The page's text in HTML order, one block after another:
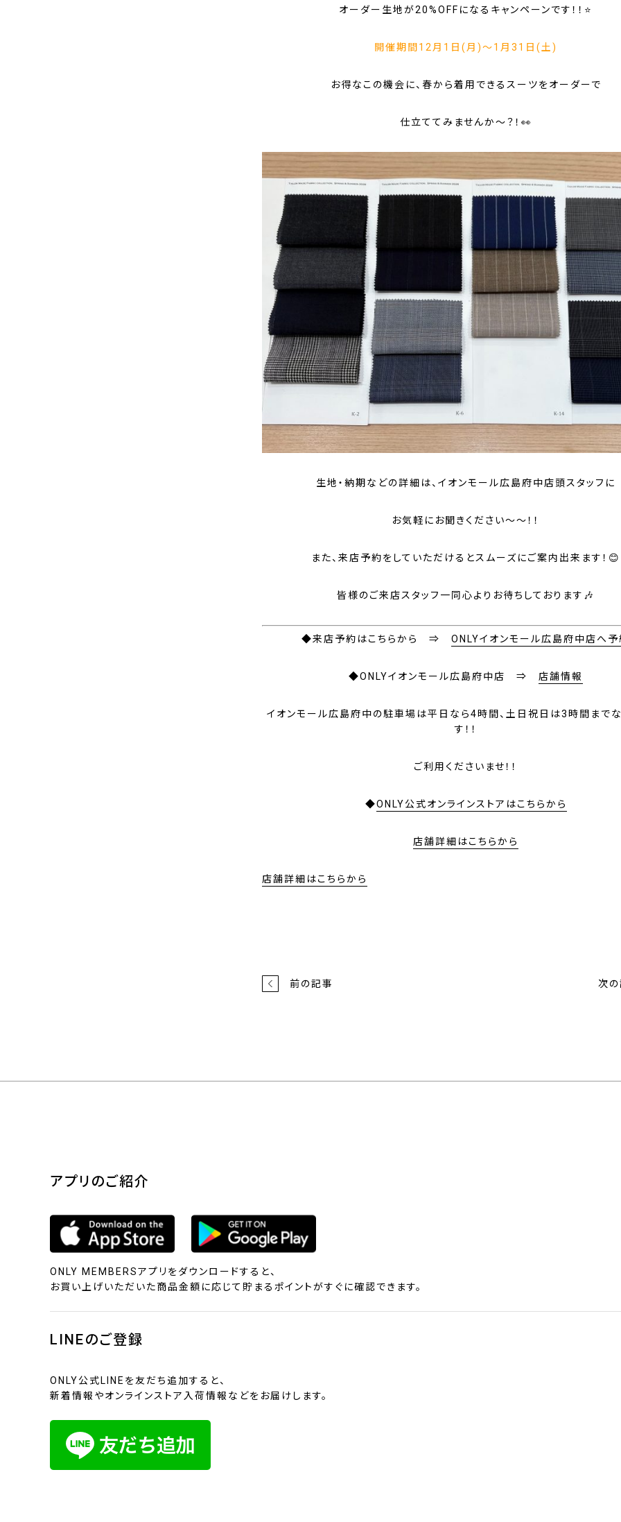
オーダー生地が20%OFF になるキャンペーンです！！⭐
開催期間12月1日(月)～1月31日(土)
お得なこの機会に、春から着用できるスーツをオーダーで
仕立ててみませんか～？！👀
生地・納期などの詳細は、イオンモール広島府中店頭スタッフに
お気軽にお聞きください～～！！
また、来店予約をしていただけるとスムーズにご案内出来ます！😊
皆様のご来店スタッフ一同心よりお待ちしております🎶
◆来店予約はこちらから ⇒ ONLYイオンモール広島府中店へ
◆ONLYイオンモール広島府中店 ⇒ 店舗情報
イオンモール広島府中の駐車場は平日なら4時間、土日祝日は3時間まで
す！！
ご利用くださいませ！！
◆ONLY公式オンラインストアはこちらから
店舗詳細はこちらから
店舗詳細はこちらから
前の記事 次
アプリのご紹介
ONLY MEMBERSアプリをダウンロードすると、
お買い上げいただいた商品金額に応じて貯まるポイントがすぐに確認できます。
LINEのご登録
ONLY公式LINEを友だち追加すると、
新着情報やオンラインストア入荷情報などをお届けします。